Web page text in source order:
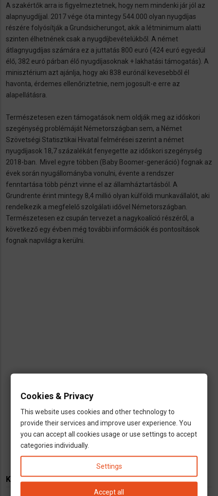
A szakértők arra is figyelmeztetnek, hogy nem mindenki jár jól az
alapnyugdíjjal. 2017 vége óta mintegy 544.000 olyan nyugdíjas
részére folyósítják a Grundsicherungot, akik a létminimum alatti
szinten élhetnének csak a nyugdíjbevételükből. A német
átlagnyugdíjas számára ez a juttatás 800 euró (424 euró egyedül
élő, 382 euró párban élő nyugdíjasoknak + lakhatási támogatás). A
minisztérium azt ajánlja, hogy aki 838 eurónál kevesebből él
havonta, érdemes ellenőriztetnie, nem jogosult-e erre az
alapellátásra.
Természetesen ezen támogatások nem oldják meg az időskori
szegénység problémáját Németországban sem, a Német
Szövetségi Statisztikai Hivatal felmérései szerint a német
nyugdíjasok 18,7 százalékát fenyegette az időskori szegénység
2018-ban. Mivel egyre többen (Baby Boomer-generáció) fognak az
évek során nyugállományba vonulni, évente a rendszer
fenntartása több pénzt vinne el az államháztartásból. A
Grundrente érint mintegy 8,4 millió olyan külföldi munkavállalót, aki
rendelkezik a megfelelő szolgálati idővel Németországban.
Természetesen ez csupán tervezet a nagykoalíció részéről, a
következő egy évben még további információk és pontosítások
fognak napvilágra kerülni.
KAPCSOLÓDÓ TARTALMAK
Cookies & Privacy
This website uses cookies and other technology to
provide their services and improve user experience. You
you can accept all cookies usage or use settings to accept
categories individually.
Settings
Accept all